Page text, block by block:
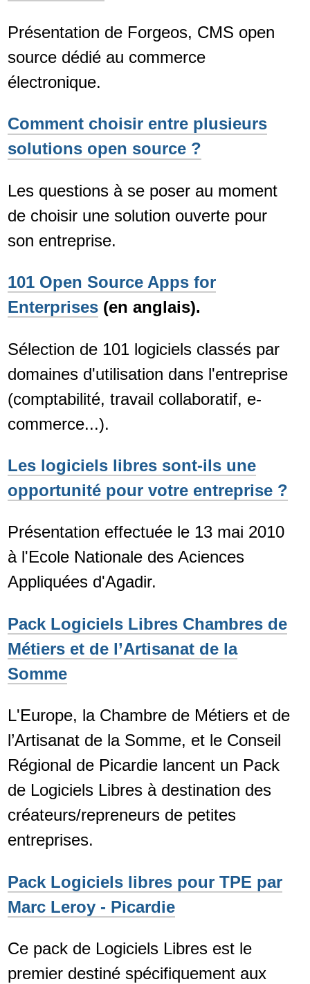
Présentation de Forgeos, CMS open
source dédié au commerce
électronique.
Comment choisir entre plusieurs
solutions open source ?
Les questions à se poser au moment
de choisir une solution ouverte pour
son entreprise.
101 Open Source Apps for
Enterprises(en anglais).
Sélection de 101 logiciels classés par
domaines d'utilisation dans l'entreprise
(comptabilité, travail collaboratif, e-
commerce...).
Les logiciels libres sont-ils une
opportunité pour votre entreprise ?
Présentation effectuée le 13 mai 2010
à l'Ecole Nationale des Aciences
Appliquées d'Agadir.
Pack Logiciels Libres Chambres de
Métiers et de l’Artisanat de la
Somme
L'Europe, la Chambre de Métiers et de
l’Artisanat de la Somme, et le Conseil
Régional de Picardie lancent un Pack
de Logiciels Libres à destination des
créateurs/repreneurs de petites
entreprises.
Pack Logiciels libres pour TPE par
Marc Leroy - Picardie
Ce pack de Logiciels Libres est le
premier destiné spécifiquement aux